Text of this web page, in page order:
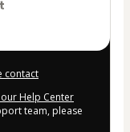
contact
Help Center
team, please